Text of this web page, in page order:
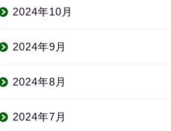
2024年10月
2024年9月
2024年8月
2024年7月